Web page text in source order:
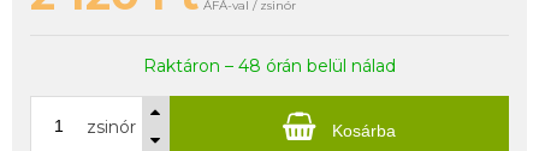
ÁFÁ-val / zsinór
Raktáron – 48 órán belül nálad
zsinór Kosárba